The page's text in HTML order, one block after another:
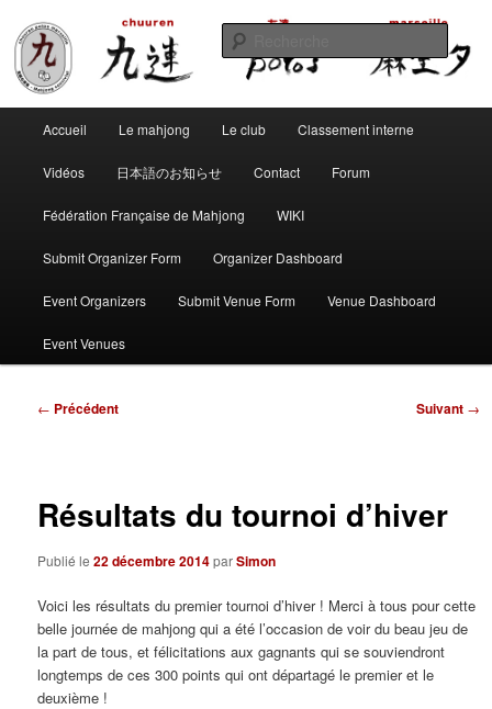
contenu
principalChuuren potos Marseille – Mahjong
convivial
principal
Accueil Le mahjong Le club Classement interne
Vidéos 日本語のお知らせ Contact Forum
Fédération Française de Mahjong WIKI
Submit Organizer Form Organizer Dashboard
Event Organizers Submit Venue Form Venue Dashboard
Event Venues
Navigation
← Précédent Suivant →
Résultats du tournoi d’hiver
Publié le22 décembre 2014parSimon
Voici les résultats du premier tournoi d’hiver ! Merci à tous pour cette
belle journée de mahjong qui a été l’occasion de voir du beau jeu de
la part de tous, et félicitations aux gagnants qui se souviendront
longtemps de ces 300 points qui ont départagé le premier et le
deuxième !